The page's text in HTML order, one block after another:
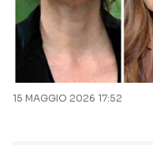
ANTEPRIME
RETROSCENA
15 MAGGIO 2026 17:52